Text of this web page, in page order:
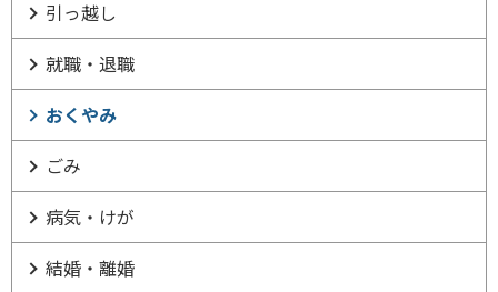
引っ越し
就職・退職
おくやみ
ごみ
病気・けが
結婚・離婚